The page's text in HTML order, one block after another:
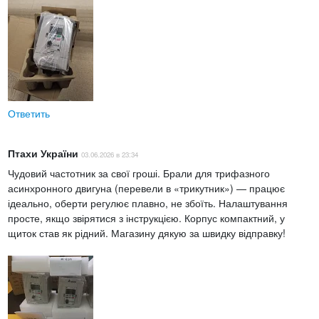
Ответить
Птахи України 03.06.2026 в 23:34
Чудовий частотник за свої гроші. Брали для трифазного
асинхронного двигуна (перевели в «трикутник») — працює
ідеально, оберти регулює плавно, не збоїть. Налаштування
просте, якщо звірятися з інструкцією. Корпус компактний, у
щиток став як рідний. Магазину дякую за швидку відправку!